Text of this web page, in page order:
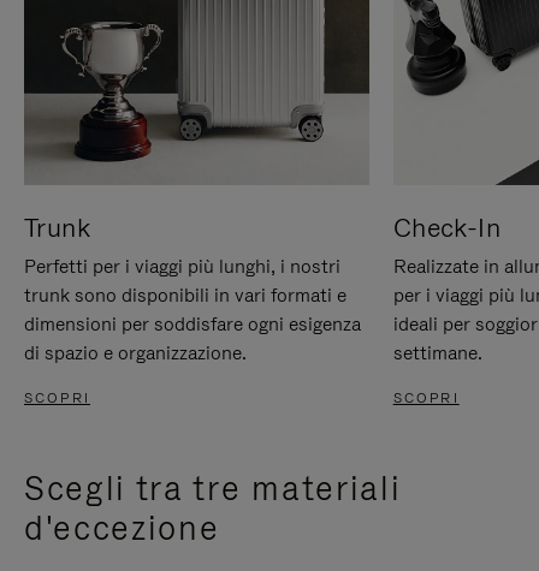
Trunk
Perfetti per i viaggi più lunghi, i nostri
trunk sono disponibili in vari formati e
dimensioni per soddisfare ogni esigenza
di spazio e organizzazione.
SCOPRI
Check-In
Realizzate in
per i viaggi più
ideali per
settimane.
SCOPRI
Scegli tra tre materiali
d'eccezione